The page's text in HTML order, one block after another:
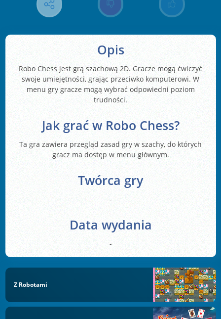
Opis
Robo Chess jest grą szachową 2D. Gracze mogą ćwiczyć
swoje umiejętności, grając przeciwko komputerowi. W
menu gry gracze mogą wybrać odpowiedni poziom
trudności.
Jak grać w Robo Chess?
Ta gra zawiera przegląd zasad gry w szachy, do których
gracz ma dostęp w menu głównym.
Twórca gry
-
Data wydania
-
Z Robotami